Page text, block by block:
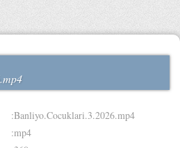
:Banliyo.Cocuklari.3.2026.mp4
:mp4